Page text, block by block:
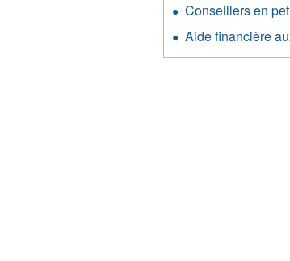
Conseillers en
Aide financière